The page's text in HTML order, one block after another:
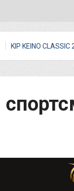
KIP KEINO CLASSIC